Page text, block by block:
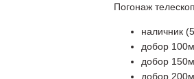
Погонаж
наличник
добор
добор
добор